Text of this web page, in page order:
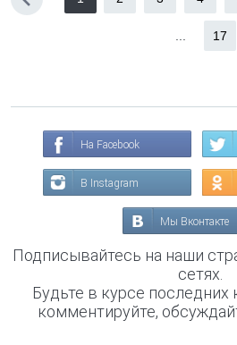
17
На Facebook
В Instagram
Мы Вконтакте
Подписывайтесь на наши
сетях.
Будьте в курсе
комментируйте,